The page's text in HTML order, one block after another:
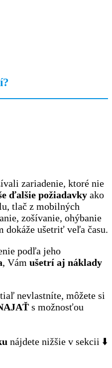
zariadenie, ktoré nie
ďalšie požiadavky ako
tlač z mobilných
zošívanie, ohýbanie
dokáže ušetriť veľa času.
podľa jeho
, Vám ušetrí aj náklady
nevlastníte, môžete si
s možnosťou
nájdete nižšie v sekcii ⬇️